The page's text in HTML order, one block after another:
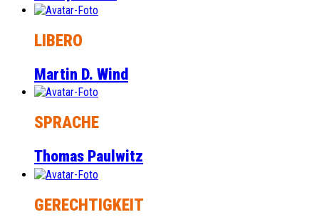
LIBERO
Martin D. Wind
SPRACHE
Thomas Paulwitz
GERECHTIGKEIT